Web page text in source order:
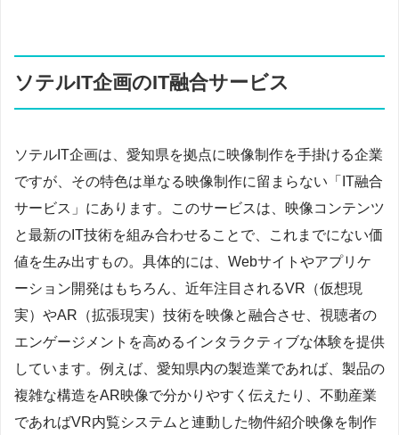
ソテルIT企画のIT融合サービス
ソテルIT企画は、愛知県を拠点に映像制作を手掛ける企業
ですが、その特色は単なる映像制作に留まらない「IT融合
サービス」にあります。このサービスは、映像コンテンツ
と最新のIT技術を組み合わせることで、これまでにない価
値を生み出すもの。具体的には、Webサイトやアプリケ
ーション開発はもちろん、近年注目されるVR（仮想現
実）やAR（拡張現実）技術を映像と融合させ、視聴者の
エンゲージメントを高めるインタラクティブな体験を提供
しています。例えば、愛知県内の製造業であれば、製品の
複雑な構造をAR映像で分かりやすく伝えたり、不動産業
であればVR内覧システムと連動した物件紹介映像を制作